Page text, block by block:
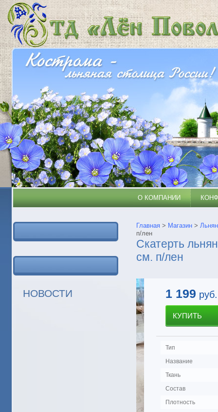
О КОМПАНИИ
НОВОСТИ
Главная > Магазин >
п/лен
Скатерть
см. п/лен
1 199 руб.
КУПИТЬ
Тип
Название
Ткань
Состав
Плотность